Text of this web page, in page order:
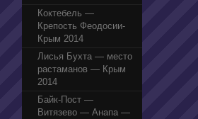
Коктебель —
Крепость Феодосии-
Крым 2014
Лисья Бухта — место
растаманов — Крым
2014
Байк-Пост —
Витязево — Анапа —